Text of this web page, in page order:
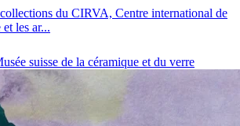
du CIRVA, Centre international de
les ar...
suisse de la céramique et du verre